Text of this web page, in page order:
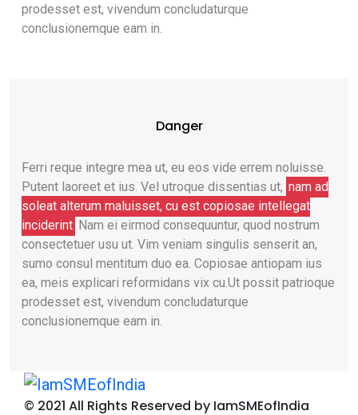
prodesset est, vivendum concludaturque
conclusionemque eam in.
Danger
Ferri reque integre mea ut, eu eos vide errem noluisse.
Putent laoreet et ius. Vel utroque dissentias ut, nam ad
soleat alterum maluisset, cu est copiosae intellegat
inciderint Nam ei eirmod consequuntur, quod nostrum
consectetuer usu ut. Vim veniam singulis senserit an,
sumo consul mentitum duo ea. Copiosae antiopam ius
ea, meis explicari reformidans vix cu.Ut possit patrioque
prodesset est, vivendum concludaturque
conclusionemque eam in.
© 2021 All Rights Reserved by IamSMEofIndia